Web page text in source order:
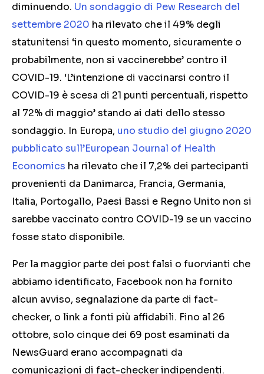
diminuendo. Un sondaggio di Pew Research del
settembre 2020 ha rilevato che il 49% degli
statunitensi ‘in questo momento, sicuramente o
probabilmente, non si vaccinerebbe’ contro il
COVID-19. ‘L’intenzione di vaccinarsi contro il
COVID-19 è scesa di 21 punti percentuali, rispetto
al 72% di maggio’ stando ai dati dello stesso
sondaggio. In Europa, uno studio del giugno 2020
pubblicato sull’European Journal of Health
Economics ha rilevato che il 7,2% dei partecipanti
provenienti da Danimarca, Francia, Germania,
Italia, Portogallo, Paesi Bassi e Regno Unito non si
sarebbe vaccinato contro COVID-19 se un vaccino
fosse stato disponibile.
Per la maggior parte dei post falsi o fuorvianti che
abbiamo identificato, Facebook non ha fornito
alcun avviso, segnalazione da parte di fact-
checker, o link a fonti più affidabili. Fino al 26
ottobre, solo cinque dei 69 post esaminati da
NewsGuard erano accompagnati da
comunicazioni di fact-checker indipendenti.